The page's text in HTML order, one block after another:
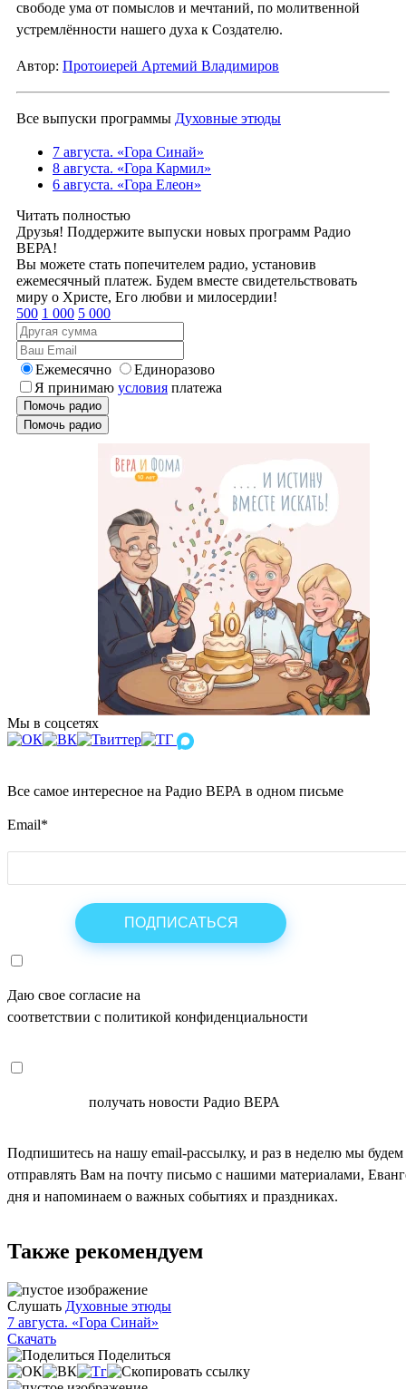
свободе ума от помыслов и мечтаний, по молитвенной
устремлённости нашего духа к Создателю.
Автор: Протоиерей Артемий Владимиров
Все выпуски программы Духовные этюды
7 августа. «Гора Синай»
8 августа. «Гора Кармил»
6 августа. «Гора Елеон»
Читать полностью
Друзья! Поддержите выпуски новых программ Радио
ВЕРА!
Вы можете стать попечителем радио, установив
ежемесячный платеж. Будем вместе свидетельствовать
миру о Христе, Его любви и милосердии!
500 1 000 5 000
Ежемесячно
Единоразово
Я принимаю условия платежа
Помочь радио
Помочь радио
Мы в соцсетях
Все самое интересное на Радио ВЕРА в одном письме
Email*
Даю свое согласие на
соответствии с политикой конфиденциальности
получать новости Радио ВЕРА
Подпишитесь на нашу email-рассылку, и раз в неделю мы будем
отправлять Вам на почту письмо с нашими материалами,
дня и напоминаем о важных событиях и праздниках.
Также рекомендуем
Слушать Духовные этюды
7 августа. «Гора Синай»
Скачать
Поделиться